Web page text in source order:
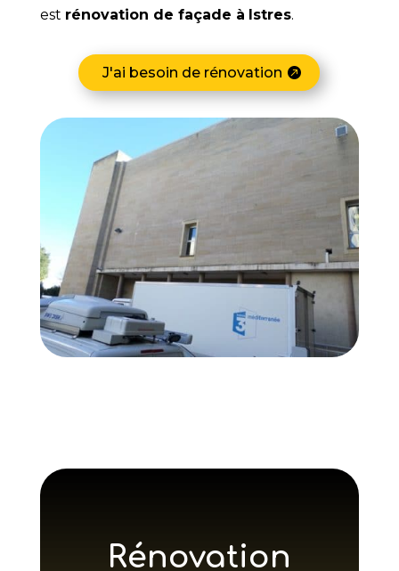
est rénovation de façade à Istres.
J'ai besoin de rénovation
Rénovation